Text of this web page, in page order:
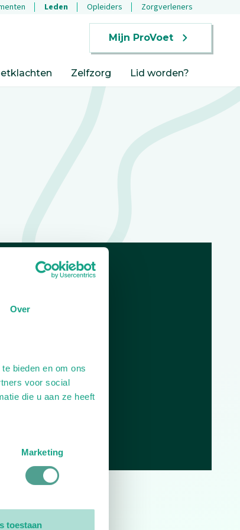
Over
bieden en om ons
voor social
die u aan ze heeft
Marketing
toestaan
Leden Opleiders Zorgverleners
Mijn ProVoet
Zelfzorg Lid worden?
Openingstijden
Tijd